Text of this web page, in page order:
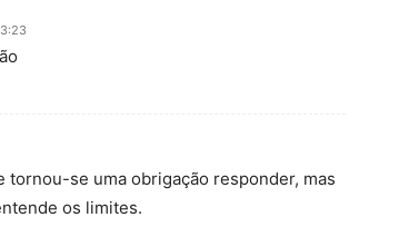
se uma obrigação responder, mas
os limites.